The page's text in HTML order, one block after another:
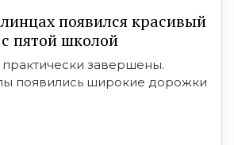
появился красивый
пятой школой
завершены.
появились широкие дорожки